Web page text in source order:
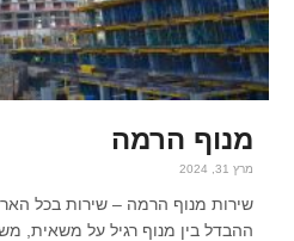
מנוף הרמה
מרץ 31, 2024
שירות מנוף הרמה – שירות בכל
ההבדל בין מנוף רגיל על משאית,